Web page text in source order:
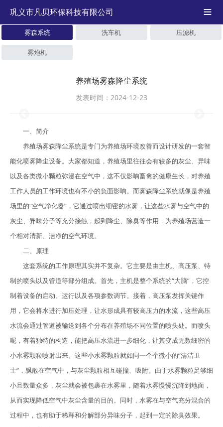
巩义市凡贝环保科技有限公司 
雾森系统 洗车机 压滤机
雾炮机
养殖场雾森降尘系统
发表时间：2024-12-23
一、简介
养殖场雾森降尘系统是专门为养殖场环境改善而设计研发的一套智
能化喷雾降尘设备。大家都知道，养殖场里往往会有较多的灰尘、异味
以及各类微小颗粒弥漫在空气中，这不仅影响畜禽的健康生长，对养殖
工作人员的工作环境也有不小的负面影响。而雾森降尘系统就像是养殖
场里的“空气净化器”，它通过喷出细密的水雾，让这些水雾与空气中的
灰尘、异味分子等充分接触，起到降尘、除臭等作用，为养殖场营造一
个相对清新、洁净的空气环境。
二、原理
这套系统的工作原理其实并不复杂。它主要是由主机、高压泵、特
制的喷头以及管道等部分组成。首先，主机是整个系统的“大脑”，它控
制着设备的启动、运行以及各项参数调节。接着，高压泵发挥关键作
用，它会将水进行加压处理，让水形成具有较高压力的水流，这些高压
水流会通过管道被输送到各个分布在养殖场不同位置的喷头处。而喷头
呢，有着独特的构造，能把高压水流进一步细化，让其变成无数细密的
小水雾颗粒喷射出来。这些小水雾颗粒就如同一个个微小的“清洁卫
士”，飘散在空气中，与灰尘颗粒相互碰撞、吸附。由于水雾颗粒足够细
小且数量众多，灰尘就会被包裹在水雾里，随着水雾慢慢沉降到地面，
从而实现降低空气中灰尘含量的目的。同时，水雾在与空气充分混合的
过程中，也有助于稀释和分解部分异味分子，起到一定的除臭效果。